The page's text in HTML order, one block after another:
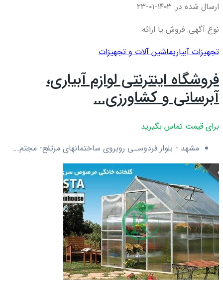
ارسال شده در: ۱۴۰۳-۰۱-۲۳
نوع آگهی: فروش یا ارائه
تجهیزات آبیاریماشین آلات و تجهیزات
فروشگاه اینترنتی لوازم آبیاری،
آبرسانی و کشاورزی...
برای قیمت تماس بگیرید
مشهد - بلوار فردوسـی روبروی ساختمانهای مرتفع- مجتم...